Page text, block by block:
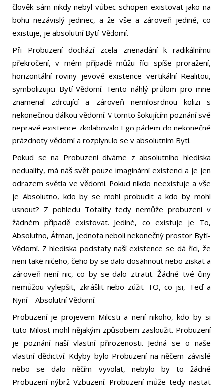
člověk sám nikdy nebyl vůbec schopen existovat jako na
bohu nezávislý jedinec, a že vše a zároveň jediné, co
existuje, je absolutní Bytí-Vědomí.
Při Probuzení dochází zcela znenadání k radikálnímu
překročení, v mém případě můžu říci spíše proražení,
horizontální roviny jevové existence vertikální Realitou,
symbolizujici Bytí-Vědomí. Tento náhlý průlom pro mne
znamenal zdrcující a zároveň nemilosrdnou kolizi s
nekonečnou dálkou vědomí. V tomto šokujícím poznání své
nepravé existence zkolabovalo Ego pádem do nekonečné
prázdnoty vědomí a rozplynulo se v absolutním Bytí.
Pokud se na Probuzení díváme z absolutního hlediska
neduality, má náš svět pouze imaginární existenci a je jen
odrazem světla ve vědomí. Pokud nikdo neexistuje a vše
je Absolutno, kdo by se mohl probudit a kdo by mohl
usnout? Z pohledu Totality tedy nemůže probuzení v
žádném případě existovat. Jediné, co existuje je To,
Absolutno, Átman, Jednota neboli nekonečný prostor Bytí-
Vědomí. Z hlediska podstaty naší existence se dá říci, že
není také ničeho, čeho by se dalo dosáhnout nebo získat a
zároveň není nic, co by se dalo ztratit. Žádné tvé činy
nemůžou vylepšit, zkrášlit nebo zúžit TO, co jsi, Teď a
Nyní – Absolutní Vědomí.
Probuzení je projevem Milosti a není nikoho, kdo by si
tuto Milost mohl nějakým způsobem zasloužit. Probuzení
je poznání naší vlastní přirozenosti. Jedná se o naše
vlastní dědictví. Kdyby bylo Probuzení na něčem závislé
nebo se dalo něčím vyvolat, nebylo by to žádné
Probuzení nýbrž Vzbuzení. Probuzení může tedy nastat